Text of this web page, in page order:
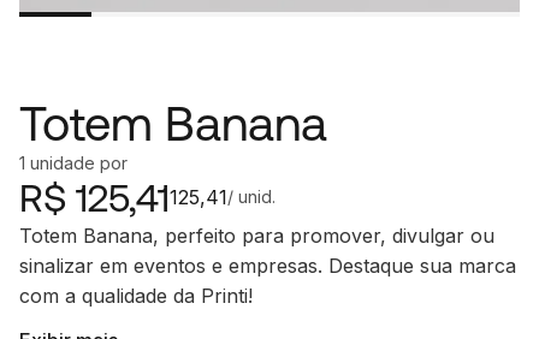
Totem Banana
1 unidade por
R$ 125,41 / unid.
125,41
Totem Banana, perfeito para promover, divulgar ou
sinalizar em eventos e empresas. Destaque sua marca
com a qualidade da Printi!